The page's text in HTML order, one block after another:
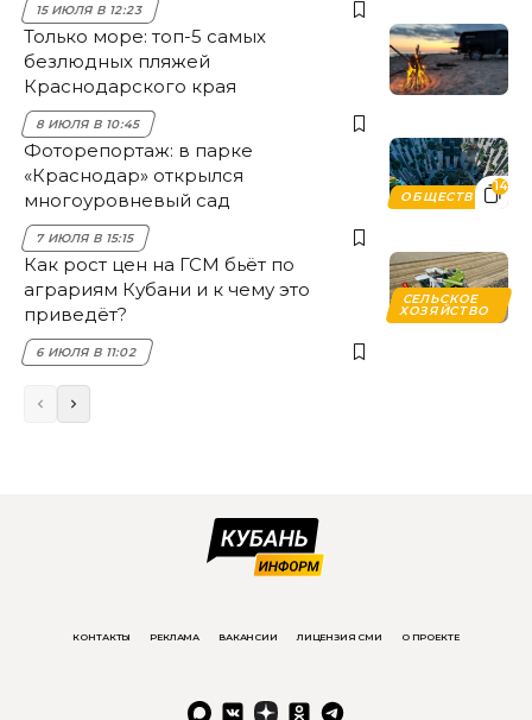
15 ИЮЛЯ В 12:23
Только море: топ-5 самых
безлюдных пляжей
Краснодарского края
8 ИЮЛЯ В 10:45
14
ОБЩЕСТВО
Фоторепортаж: в парке
«Краснодар» открылся
многоуровневый сад
7 ИЮЛЯ В 15:15
СЕЛЬСКОЕ
ХОЗЯЙСТВО
Как рост цен на ГСМ бьёт по
аграриям Кубани и к чему это
приведёт?
6 ИЮЛЯ В 11:02
КОНТАКТЫ РЕКЛАМА ВАКАНСИИ ЛИЦЕНЗИЯ СМИ О ПРОЕКТЕ